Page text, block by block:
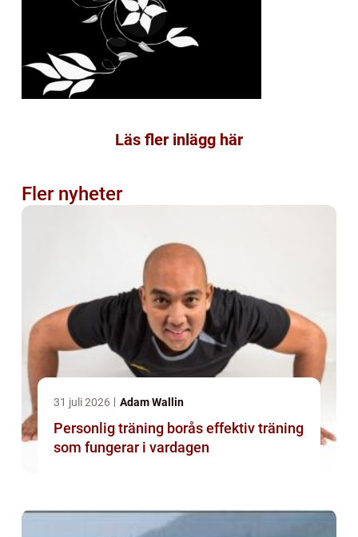
Läs fler inlägg här
Fler nyheter
31 juli 2026 Adam Wallin
Personlig träning borås effektiv träning
som fungerar i vardagen